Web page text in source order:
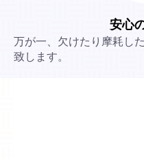
安心
万が一、欠けたり摩耗し
致します。